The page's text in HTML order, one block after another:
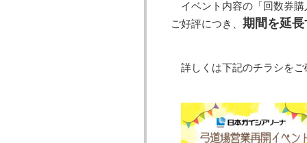
イベント内容の「回数券
ご好評につき、期間を延
詳しくは下記のチラシを